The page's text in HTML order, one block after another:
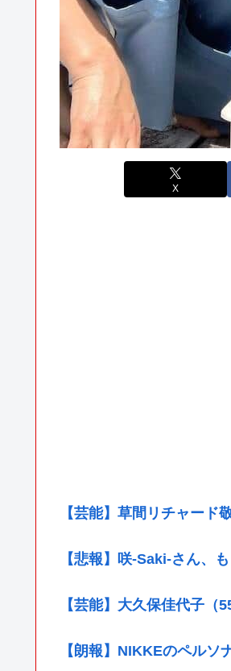
X
【芸能】草間リチャー
【悲報】咲-Saki-さん、
【芸能】大久保佳代子（
【朗報】NIKKEのペルソ